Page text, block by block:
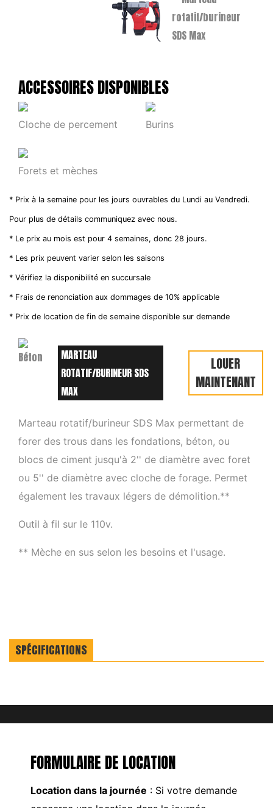
ACCESSOIRES DISPONIBLES
Cloche de percement Burins
Forets et mèches
* Prix à la semaine pour les jours ouvrables du Lundi au Vendredi.
Pour plus de détails communiquez avec nous.
* Le prix au mois est pour 4 semaines, donc 28 jours.
* Les prix peuvent varier selon les saisons
* Vérifiez la disponibilité en succursale
* Frais de renonciation aux dommages de 10% applicable
* Prix de location de fin de semaine disponible sur demande
MARTEAU
ROTATIF/BURINEUR SDS
MAX
LOUER
MAINTENANT
Marteau rotatif/burineur SDS Max permettant de
forer des trous dans les fondations, béton, ou
blocs de ciment jusqu'à 2'' de diamètre avec foret
ou 5'' de diamètre avec cloche de forage. Permet
également les travaux légers de démolition.**
Outil à fil sur le 110v.
** Mèche en sus selon les besoins et l'usage.
SPÉCIFICATIONS
FORMULAIRE DE LOCATION
Location dans la journée : Si votre demande